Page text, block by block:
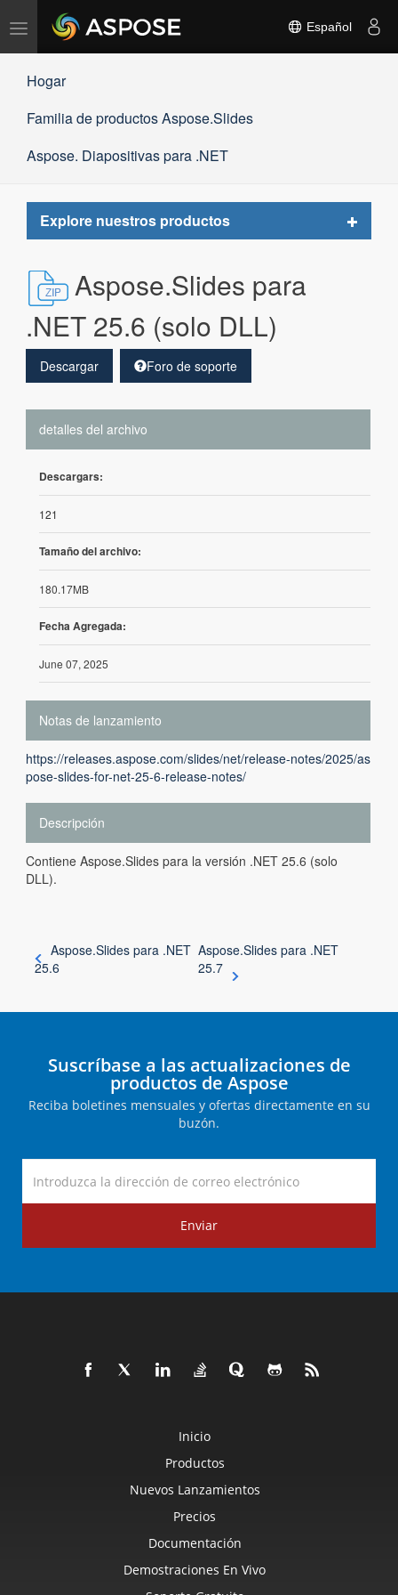
Alternar
navegación
Español
Hogar
Familia de productos Aspose.Slides
Aspose. Diapositivas para .NET
Explore nuestros productos
Toggle
Aspose.Slides para
.NET 25.6 (solo DLL)
Descargar Foro de soporte
detalles del archivo
Descargars:
121
Tamaño del archivo:
180.17MB
Fecha Agregada:
June 07, 2025
Notas de lanzamiento
https://releases.aspose.com/slides/net/release-notes/2025/as
pose-slides-for-net-25-6-release-notes/
Descripción
Contiene Aspose.Slides para la versión .NET 25.6 (solo
DLL).
Aspose.Slides para .NET
25.6
Aspose.Slides para .NET
25.7
Suscríbase a las actualizaciones de
productos de Aspose
Reciba boletines mensuales y ofertas directamente en su
buzón.
Enviar
Inicio
Productos
Nuevos Lanzamientos
Precios
Documentación
Demostraciones En Vivo